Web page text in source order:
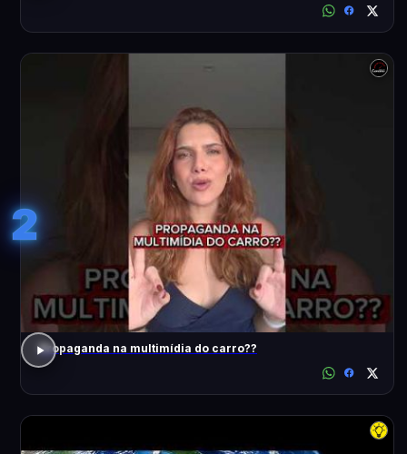
2
Propaganda na multimídia do carro??